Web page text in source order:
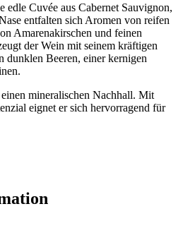
edle Cuvée aus Cabernet Sauvignon,
entfalten sich Aromen von reifen
Amarenakirschen und feinen
der Wein mit seinem kräftigen
dunklen Beeren, einer kernigen
mineralischen Nachhall. Mit
eignet er sich hervorragend für